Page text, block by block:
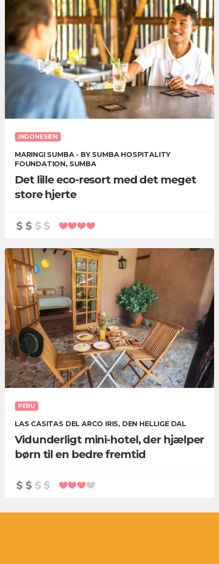
INDONESIEN
MARINGI SUMBA - BY SUMBA HOSPITALITY
FOUNDATION, SUMBA
Det lille eco-resort med det meget
store hjerte
PERU
LAS CASITAS DEL ARCO IRIS, DEN HELLIGE DAL
Vidunderligt mini-hotel, der hjælper
børn til en bedre fremtid